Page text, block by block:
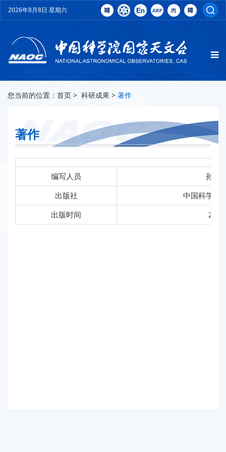
2026年8月8日 星期六
您当前的位置： 首页 > 科研成果 > 著作
著作
编写人员
孙希
出版社
中国科学技
出版时间
2007